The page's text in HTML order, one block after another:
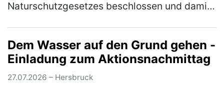
Naturschutzgesetzes beschlossen und damit
"Der B…(mehr)
Dem Wasser auf den Grund gehen -
Einladung zum Aktionsnachmittag
27.07.2026 – Hersbruck